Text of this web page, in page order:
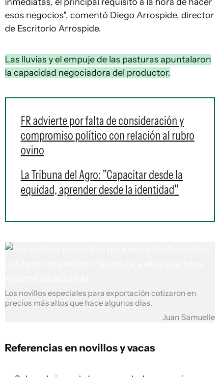
esos negocios", comentó Diego Arrospide, director
de Escritorio Arrospide.
Las lluvias y el empuje de las pasturas apuntalaron
la capacidad negociadora del productor.
FR advierte por falta de consideración y
compromiso político con relación al rubro
ovino
La Tribuna del Agro: "Capacitar desde la
equidad, aprender desde la identidad"
Los novillos especiales para exportación cotizaron en
precios más altos que hace algunos días.
Juan Samuelle
Referencias en novillos y vacas